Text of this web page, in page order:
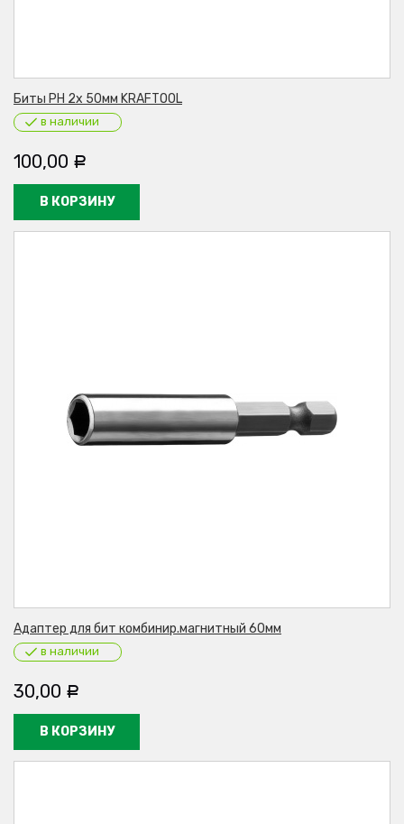
Биты PH 2х 50мм KRAFTOOL
в наличии
100,00 Р
В КОРЗИНУ
Адаптер для бит комбинир.магнитный 60мм
в наличии
30,00 Р
В КОРЗИНУ